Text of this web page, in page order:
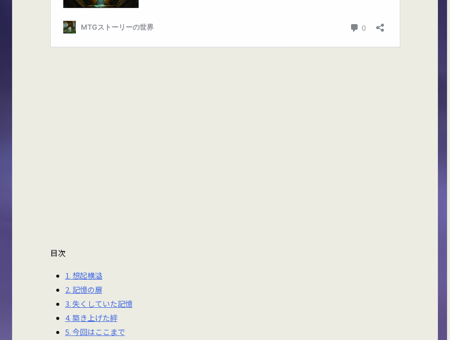
目次
1. 想起横溢
2. 記憶の扉
3.失くしていた記憶
4.築き上げた絆
5.今回はここまで